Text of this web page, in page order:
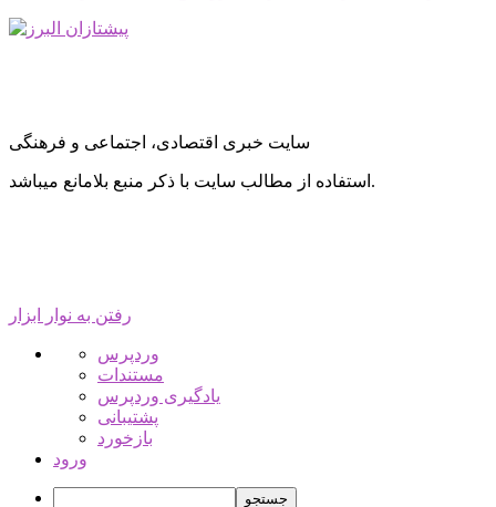
سایت خبری اقتصادی، اجتماعی و فرهنگی
استفاده از مطالب سایت با ذکر منبع بلامانع میباشد.
رفتن به نوار ابزار
درباره
وردپرس
وردپرس
مستندات
یادگیری وردپرس
پشتیبانی
بازخورد
ورود
جستجو